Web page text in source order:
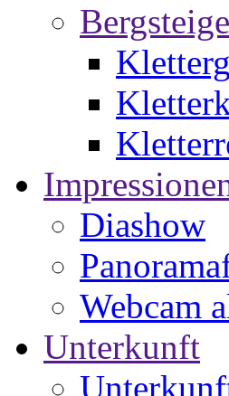
Diashow
Webcam
Unterkunft